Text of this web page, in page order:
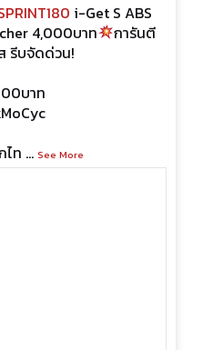
i-Get S ABS
4,000บาท
การันตี
รีบจัดด่วน!
บาท
ไท ... See More